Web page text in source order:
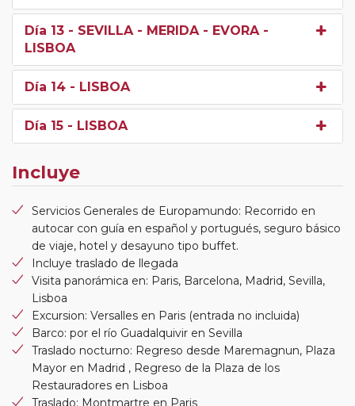
Día 13 - SEVILLA - MERIDA - EVORA -
LISBOA
Día 14 - LISBOA
Día 15 - LISBOA
Incluye
Servicios Generales de Europamundo: Recorrido en
autocar con guía en español y portugués, seguro básico
de viaje, hotel y desayuno tipo buffet.
Incluye traslado de llegada
Visita panorámica en: Paris, Barcelona, Madrid, Sevilla,
Lisboa
Excursion: Versalles en Paris (entrada no incluida)
Barco: por el río Guadalquivir en Sevilla
Traslado nocturno: Regreso desde Maremagnun, Plaza
Mayor en Madrid , Regreso de la Plaza de los
Restauradores en Lisboa
Traslado: Montmartre en Paris